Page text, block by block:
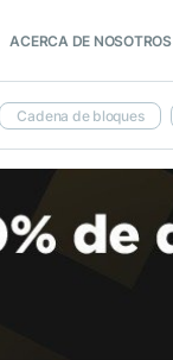
ACERCA DE NOSOTROS
Cadena de bloques